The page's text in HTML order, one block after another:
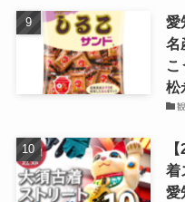
愛
名
こ
松
着
愛